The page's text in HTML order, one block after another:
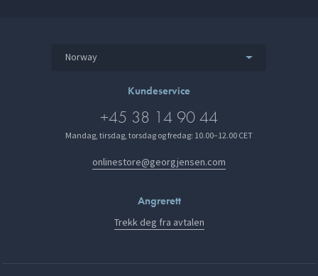
Norway
Kundeservice
+45 38 14 90 44
Mandag, tirsdag, torsdag og fredag: 10.00–12.00 CET
onlinestore@georgjensen.com
Angrerett
Trekk deg fra avtalen